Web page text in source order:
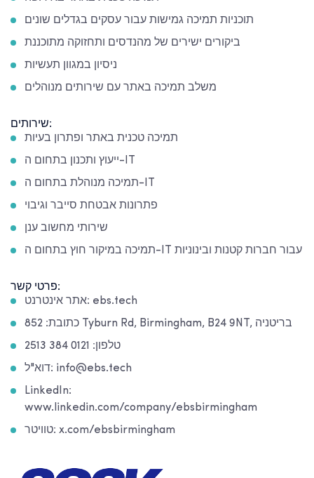
תוכניות תמיכה גמישות עבור עסקים בגדלים שונים
ביקורים ישירים של מהנדסים ותחזוקה מתוכננת
ניסיון במגוון תעשיות
משלב תמיכה באתר עם שירותים מנוהלים
שירותים:
תמיכה טכנית באתר ופתרון בעיות
ייעוץ ותכנון בתחום ה-IT
תמיכה מנוהלת בתחום ה-IT
פתרונות אבטחת סייבר וגיבוי
שירותי מחשוב ענן
תמיכה במיקור חוץ בתחום ה-IT עבור חברות קטנות ובינוניות
פרטי קשר:
אתר אינטרנט: ebs.tech
כתובת: 852 Tyburn Rd, Birmingham, B24 9NT, בריטניה
טלפון: 0121 384 2513
דוא"ל: info@ebs.tech
LinkedIn:
www.linkedin.com/company/ebsbirmingham
טוויטר: x.com/ebsbirmingham